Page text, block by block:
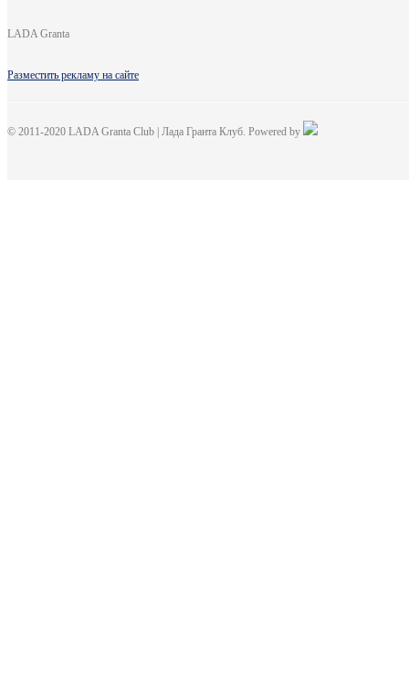
LADA Granta
Разместить рекламу на сайте
© 2011-2020 LADA Granta Club | Лада Гранта Клуб. Powered by